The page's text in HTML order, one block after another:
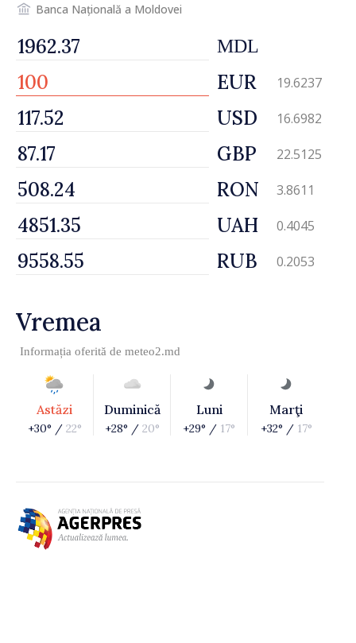
Banca Națională a Moldovei
MDL
EUR 19.6237
USD 16.6982
GBP 22.5125
RON 3.8611
UAH 0.4045
RUB 0.2053
Vremea
Informația oferită de meteo2.md
Astăzi
+30° / 22°
Duminică
+28° / 20°
Luni
+29° / 17°
Marţi
+32° / 17°